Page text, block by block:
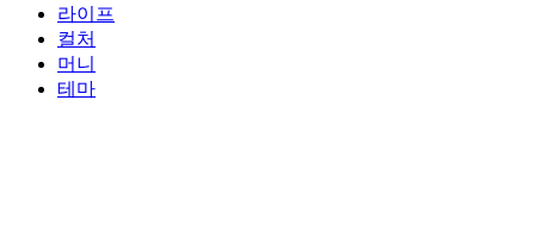
라이프
컬처
머니
테마